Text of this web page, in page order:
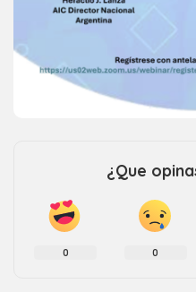
¿Que
0 0